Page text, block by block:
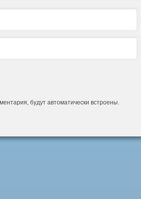
будут автоматически встроены.